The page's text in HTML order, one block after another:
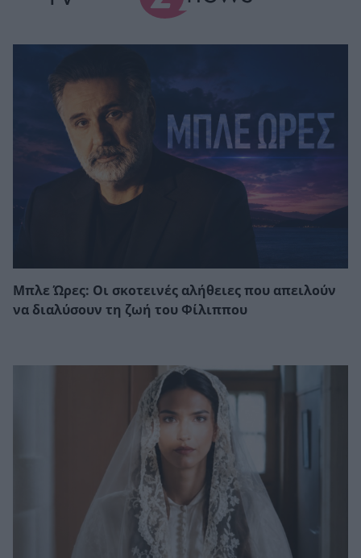
Μπλε Ώρες: Οι σκοτεινές αλήθειες που απειλούν
να διαλύσουν τη ζωή του Φίλιππου